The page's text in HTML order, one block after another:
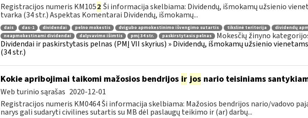
Registracijos numeris KM1052 Ši informacija skelbiama: Dividendų, išmokamų užsienio
tvarka (34 str.) Aspektas Komentarai Dividendų, išmokamų...
dais das-1 dividendai pelno mokestis dvigubo apmokestinimo išvengimo sutartis tikslinė teritorija
dividendų
neapmokestinami dividendai
dalyvavimo išimtis pmį 34 str. paskirstytasis pelnas Mokesčių žinyno
Dividendai ir paskirstytasis pelnas (PMĮ VII skyrius) » Dividendų, išmokamų užsienio
(34 str.)
Kokie apribojimai taikomi mažosios bendrijos ir jos nario teisiniams
Web turinio sąrašas 2020-12-01
Registracijos numeris KM0464 Ši informacija skelbiama: Mažosios bendrijos nario/vadovo
narys gali sudaryti civilines sutartis su MB dėl paslaugų teikimo ir (ar) darbų...